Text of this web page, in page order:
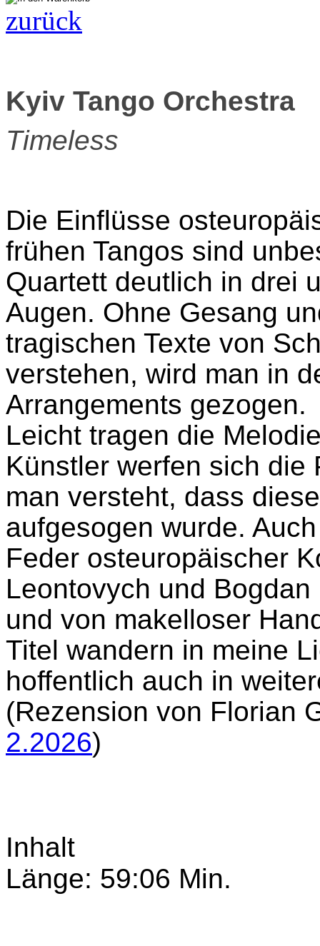
zurück
Kyiv Tango Orchestra
Timeless
Die Einflüsse
frühen Tangos sind
Quartett deutlich in drei
Augen. Ohne Gesang
tragischen Texte von
verstehen, wird man in
Arrangements gezogen.
Leicht tragen die
Künstler werfen sich
man versteht, dass
aufgesogen wurde.
Feder osteuropäischer
Leontovych und
und von makelloser
Titel wandern in meine
hoffentlich auch in
(Rezension von Florian
2.2026)
Inhalt
Länge: 59:06 Min.